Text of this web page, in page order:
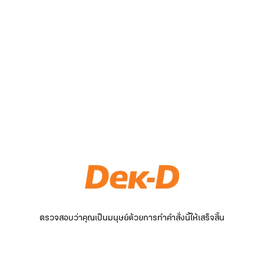
ตรวจสอบว่าคุณเป็นมนุษย์ด้วยการทำคำสั่งนี้ให้เสร็จสิ้น